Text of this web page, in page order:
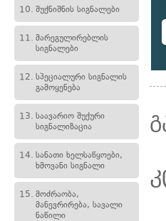
10. შუქნიშნის სიგნალები
11. მარეგულირებლის
სიგნალები
12. სპეციალური სიგნალის
გამოყენება
13. საავარიო შუქური
სიგნალიზაცია
14. სანათი ხელსაწყოები,
ხმოვანი სიგნალი
15. მოძრაობა,
მანევრირება, სავალი
ნაწილი